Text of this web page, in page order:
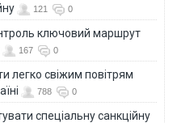
121 0
ключовий маршрут
167 0
легко свіжим повітрям
788 0
спеціальну санкційну